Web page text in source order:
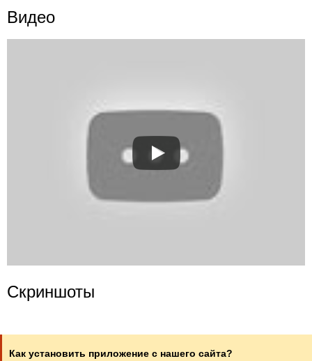
Видео
Скриншоты
Как установить приложение с нашего сайта?